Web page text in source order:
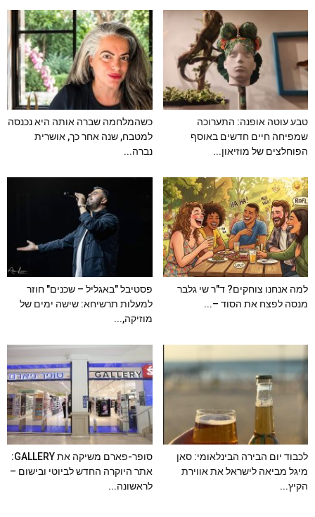
טבע עוטה אופנה: התערוכה
שמפיחה חיים חדשים באוסף
הפוחלצים של מוזיאון...
כשהמלחמה שברה אותה היא נכנסה
למטבח, שנה אחר כך, אושרית
נברה...
למה אנחנו צוחקים? ד"ר שי גלבר
מנסה לפצח את הסוד –...
פסטיבל "באגליל – שכנים" חוזר
למעלות תרשיחא: שישה ימים של
מוזיקה,...
לכבוד יום הבירה הבינלאומי: סאן
מיגל מביאה לישראל את אווירת
הקיץ...
סופר-פארם משיקה את GALLERY:
אתר היוקרה החדש לביוטי ובישום –
לראשונה...